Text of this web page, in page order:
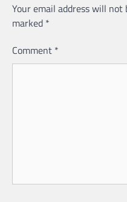
Your email address will not
marked *
Comment *